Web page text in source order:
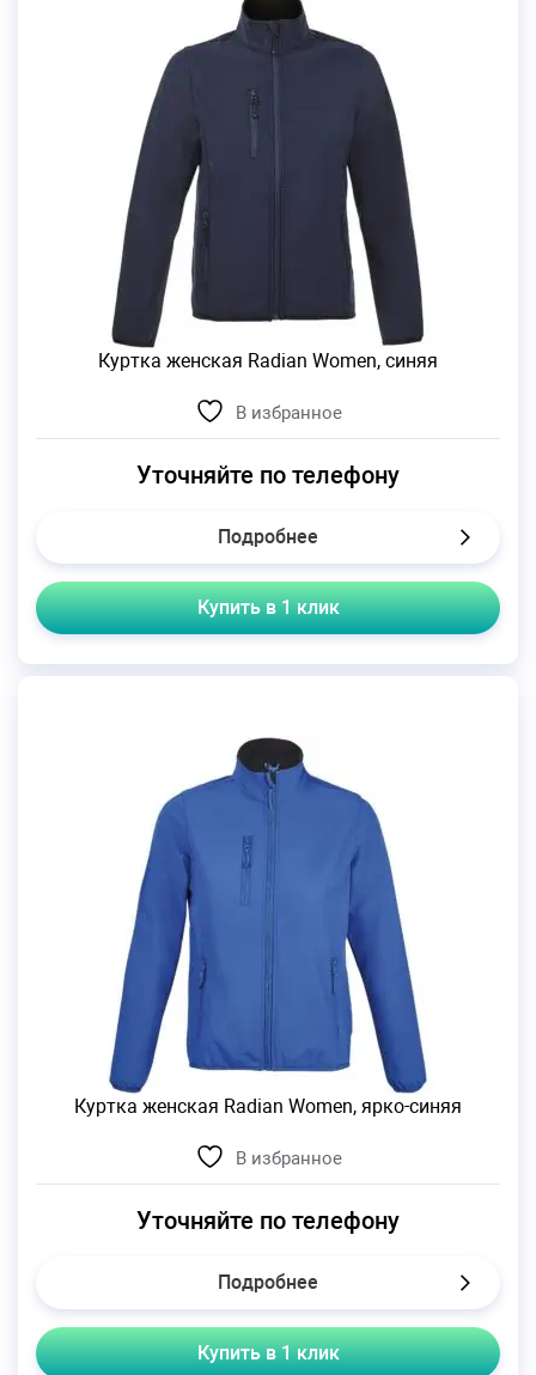
Куртка женская Radian Women, синяя
В избранное
Уточняйте по телефону
Подробнее
Купить в 1 клик
Куртка женская Radian Women, ярко-синяя
В избранное
Уточняйте по телефону
Подробнее
Купить в 1 клик